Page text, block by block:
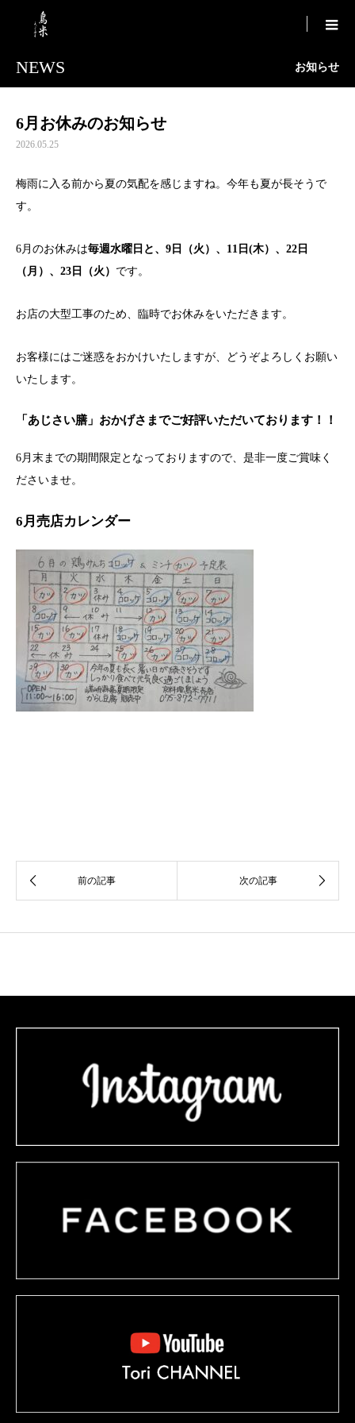
NEWS お知らせ
6月お休みのお知らせ
2026.05.25
梅雨に入る前から夏の気配を感じますね。今年も夏が長そうで
す。
6月のお休みは毎週水曜日と、9日（火）、11日(木）、22日
（月）、23日（火） です。
お店の大型工事のため、臨時でお休みをいただきます。
お客様にはご迷惑をおかけいたしますが、どうぞよろしくお願い
いたします。
「あじさい膳」おかげさまでご好評いただいております！！
6月末までの期間限定となっておりますので、是非一度ご賞味く
ださいませ。
6月売店カレンダー